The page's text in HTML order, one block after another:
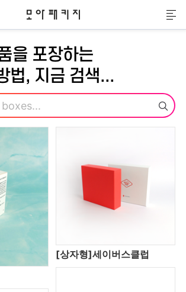
모아패키지
메
을 포장하는
법, 지금 검색...
검색
[상자형]세이버스클럽